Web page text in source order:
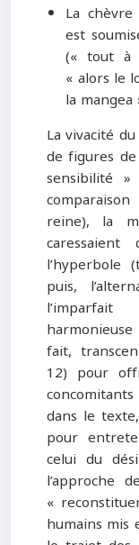
La
est
(« tout à
« alors le
la mangea
La vivacité
de figures
sensibilité
reine), la
puis,
fait,
12) pour
dans le
pour
celui du
l’approche
«
humains